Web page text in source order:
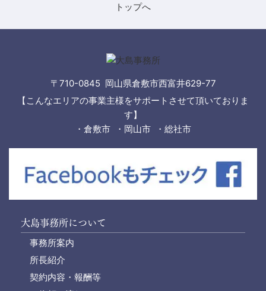
〒710-0845 岡山県倉敷市西富井629-77
【こんなエリアの事業主様をサポートさせて頂いておりま
す】
・倉敷市 ・岡山市 ・総社市
大島事務所について
事務所案内
所長紹介
契約内容・報酬等